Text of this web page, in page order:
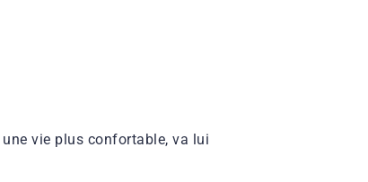
vie plus confortable, va lui